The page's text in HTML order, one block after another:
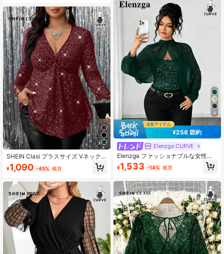
ー、結婚式やイベントに、エレガン
ト、ブラックトップ
SHEIN Clasi プラスサイズ Vネック
ツイスト メッシュ パッチワーク エ
レガントロングスリーブTシャツ
¥1,090 -45% 概算
4
¥256 節約
Elenzga CURVE
Elenzga ファッショナブルな女性用
スパンコール装飾キャミソールTシャ
ツ、スタンドカラーデザイン、メッ
エレガントなスパンコールTシャツ、
春/秋/冬のパーティー、デート、クリ
スマス、ハロウィン、バレンタイン
デー、新年会などのイベントに適し
ています
¥1,533 -14% 概算